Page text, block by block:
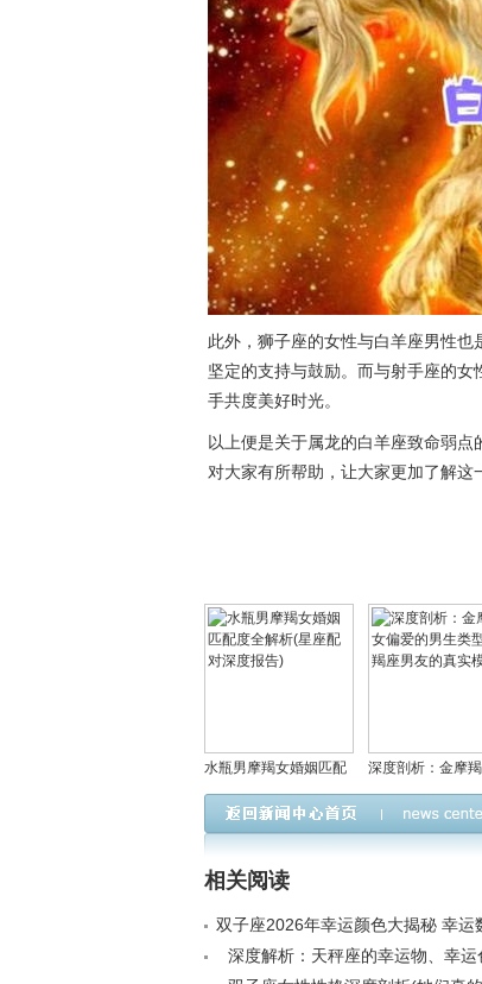
此外，狮子座的女性与白羊座男性
坚定的支持与鼓励。而与射手座的
手共度美好时光。
以上便是关于属龙的白羊座致命弱
对大家有所帮助，让大家更加了解这
水瓶男摩羯女婚姻匹配
度全解析(星座配对深度
报告)
深度剖析：金摩
爱的男生类型及摩
相关阅读
双子座2026年幸运颜色大揭秘 幸运
< /a>深度解析：天秤座的幸运物、幸